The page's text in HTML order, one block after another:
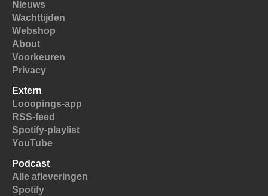
Nieuws
Wachttijden
Webshop
About
Voorkeuren
Privacy
Extern
Looopings-app
RSS-feed
Spotify-playlist
YouTube
Podcast
Alle afleveringen
Spotify